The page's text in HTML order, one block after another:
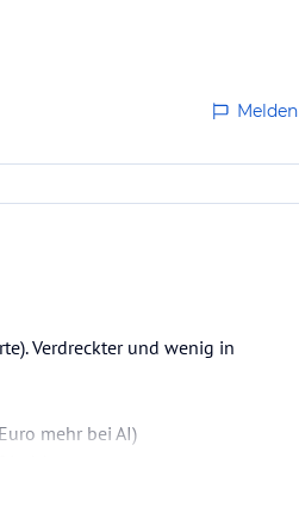
und Tierwelt…
Melden
Verdreckter und wenig in
mehr bei AI)